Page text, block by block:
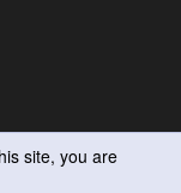
site, you are